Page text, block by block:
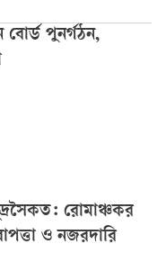
বোর্ড পুনর্গঠন,
রোমাঞ্চকর
ও নজরদারি